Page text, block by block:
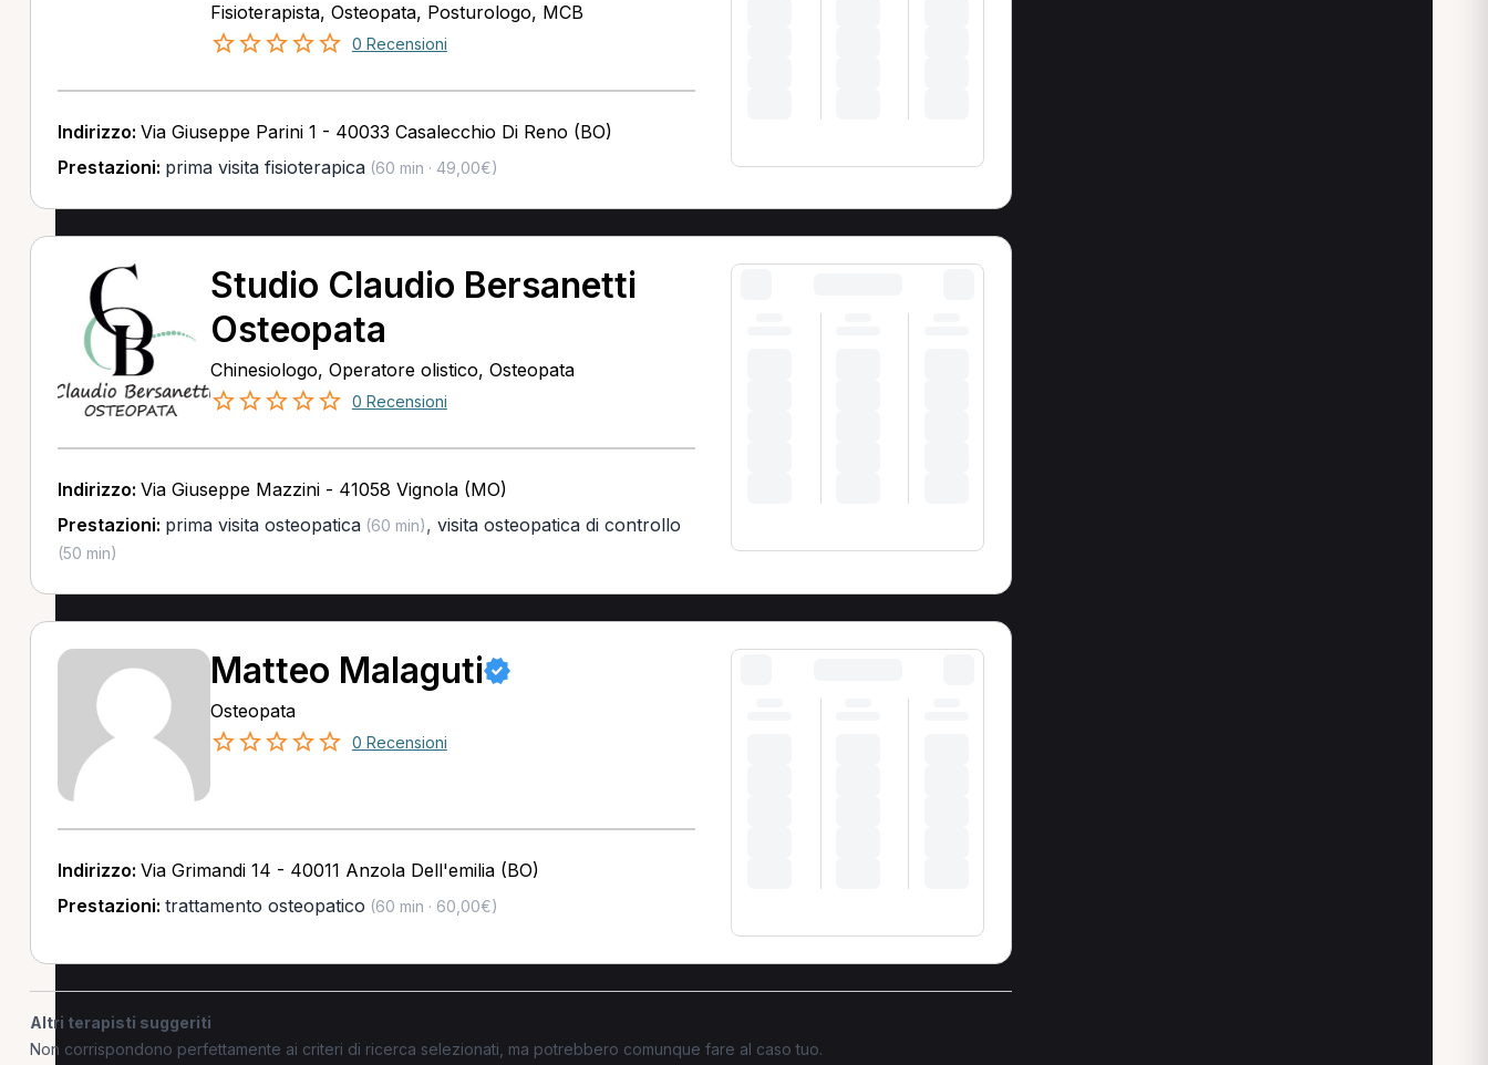
Fisioterapista, Osteopata, Posturologo, MCB
0 Recensioni
Indirizzo: Via Giuseppe Parini 1 - 40033 Casalecchio Di Reno (BO)
Prestazioni: prima visita fisioterapica(60 min · 49,00€)
Studio Claudio Bersanetti
Osteopata
Chinesiologo, Operatore olistico, Osteopata
0 Recensioni
Indirizzo: Via Giuseppe Mazzini - 41058 Vignola (MO)
Prestazioni: prima visita osteopatica(60 min), visita osteopatica di controllo
(50 min)
Matteo Malaguti
Osteopata
0 Recensioni
Indirizzo: Via Grimandi 14 - 40011 Anzola Dell'emilia (BO)
Prestazioni: trattamento osteopatico (60 min · 60,00€)
Altri terapisti suggeriti
Non corrispondono perfettamente ai criteri di ricerca selezionati, ma potrebbero comunque fare al caso tuo.